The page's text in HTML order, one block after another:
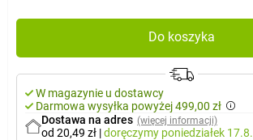
Do koszyka
W magazynie u dostawcy
Darmowa wysyłka powyżej 499,00 zł
Dostawa na adres (więcej informacji)
od 20,49 zł |doręczymy poniedziałek 17.8.